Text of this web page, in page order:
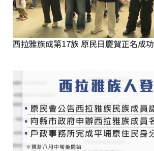
西拉雅族成第17族 原民日慶賀正名成功